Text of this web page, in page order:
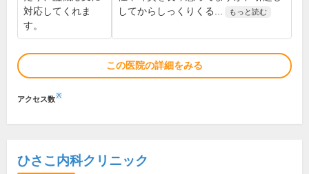
対応してくれま
す。
してからしっくりくる...
もっと読む
この医院の詳細をみる
アクセス数※
ひさこ内科クリニック